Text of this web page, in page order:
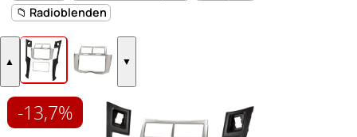
🏠 SHOP 📁 KFZ Auto Adapter
📁 Radioblenden
▲ ▼